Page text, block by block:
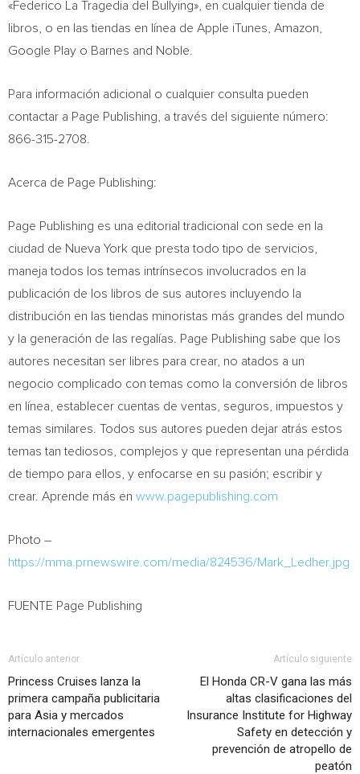
«Federico La Tragedia del Bullying», en cualquier tienda de
libros, o en las tiendas en línea de Apple iTunes, Amazon,
Google Play o Barnes and Noble.
Para información adicional o cualquier consulta pueden
contactar a Page Publishing, a través del siguiente número:
866-315-2708.
Acerca de Page Publishing:
Page Publishing es una editorial tradicional con sede en la
ciudad de Nueva York que presta todo tipo de servicios,
maneja todos los temas intrínsecos involucrados en la
publicación de los libros de sus autores incluyendo la
distribución en las tiendas minoristas más grandes del mundo
y la generación de las regalías. Page Publishing sabe que los
autores necesitan ser libres para crear, no atados a un
negocio complicado con temas como la conversión de libros
en línea, establecer cuentas de ventas, seguros, impuestos y
temas similares. Todos sus autores pueden dejar atrás estos
temas tan tediosos, complejos y que representan una pérdida
de tiempo para ellos, y enfocarse en su pasión; escribir y
crear. Aprende más en www.pagepublishing.com
Photo –
https://mma.prnewswire.com/media/824536/Mark_Ledher.jpg
FUENTE Page Publishing
Artículo anterior
Princess Cruises lanza la
primera campaña publicitaria
para Asia y mercados
internacionales emergentes
Artículo siguiente
El Honda CR-V gana las más
altas clasificaciones del
Insurance Institute for Highway
Safety en detección y
prevención de atropello de
peatón